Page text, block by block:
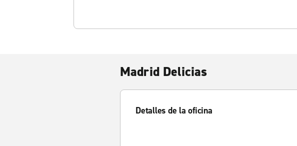
Madrid Delicias
Detalles de la oficina